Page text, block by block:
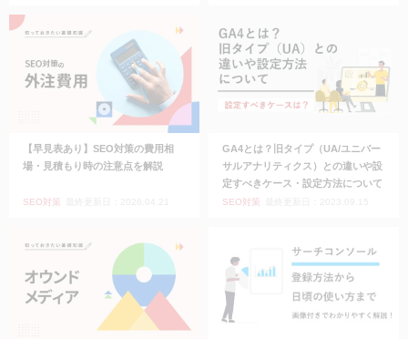
【早見表あり】SEO対策の費用相
場・見積もり時の注意点を解説
SEO対策
GA4とは？旧タイプ（UA/ユニバー
サルアナリティクス）との違いや設
定すべきケース・設定方法について
SEO対策